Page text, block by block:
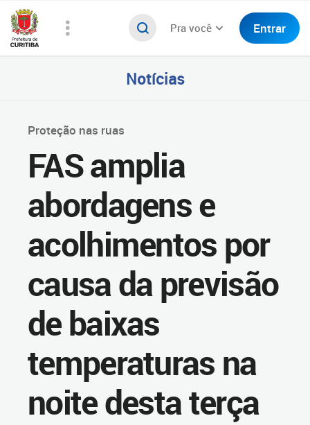
Pra você Entrar
Notícias
Proteção nas ruas
FAS amplia
abordagens e
acolhimentos por
causa da previsão
de baixas
temperaturas na
noite desta terça